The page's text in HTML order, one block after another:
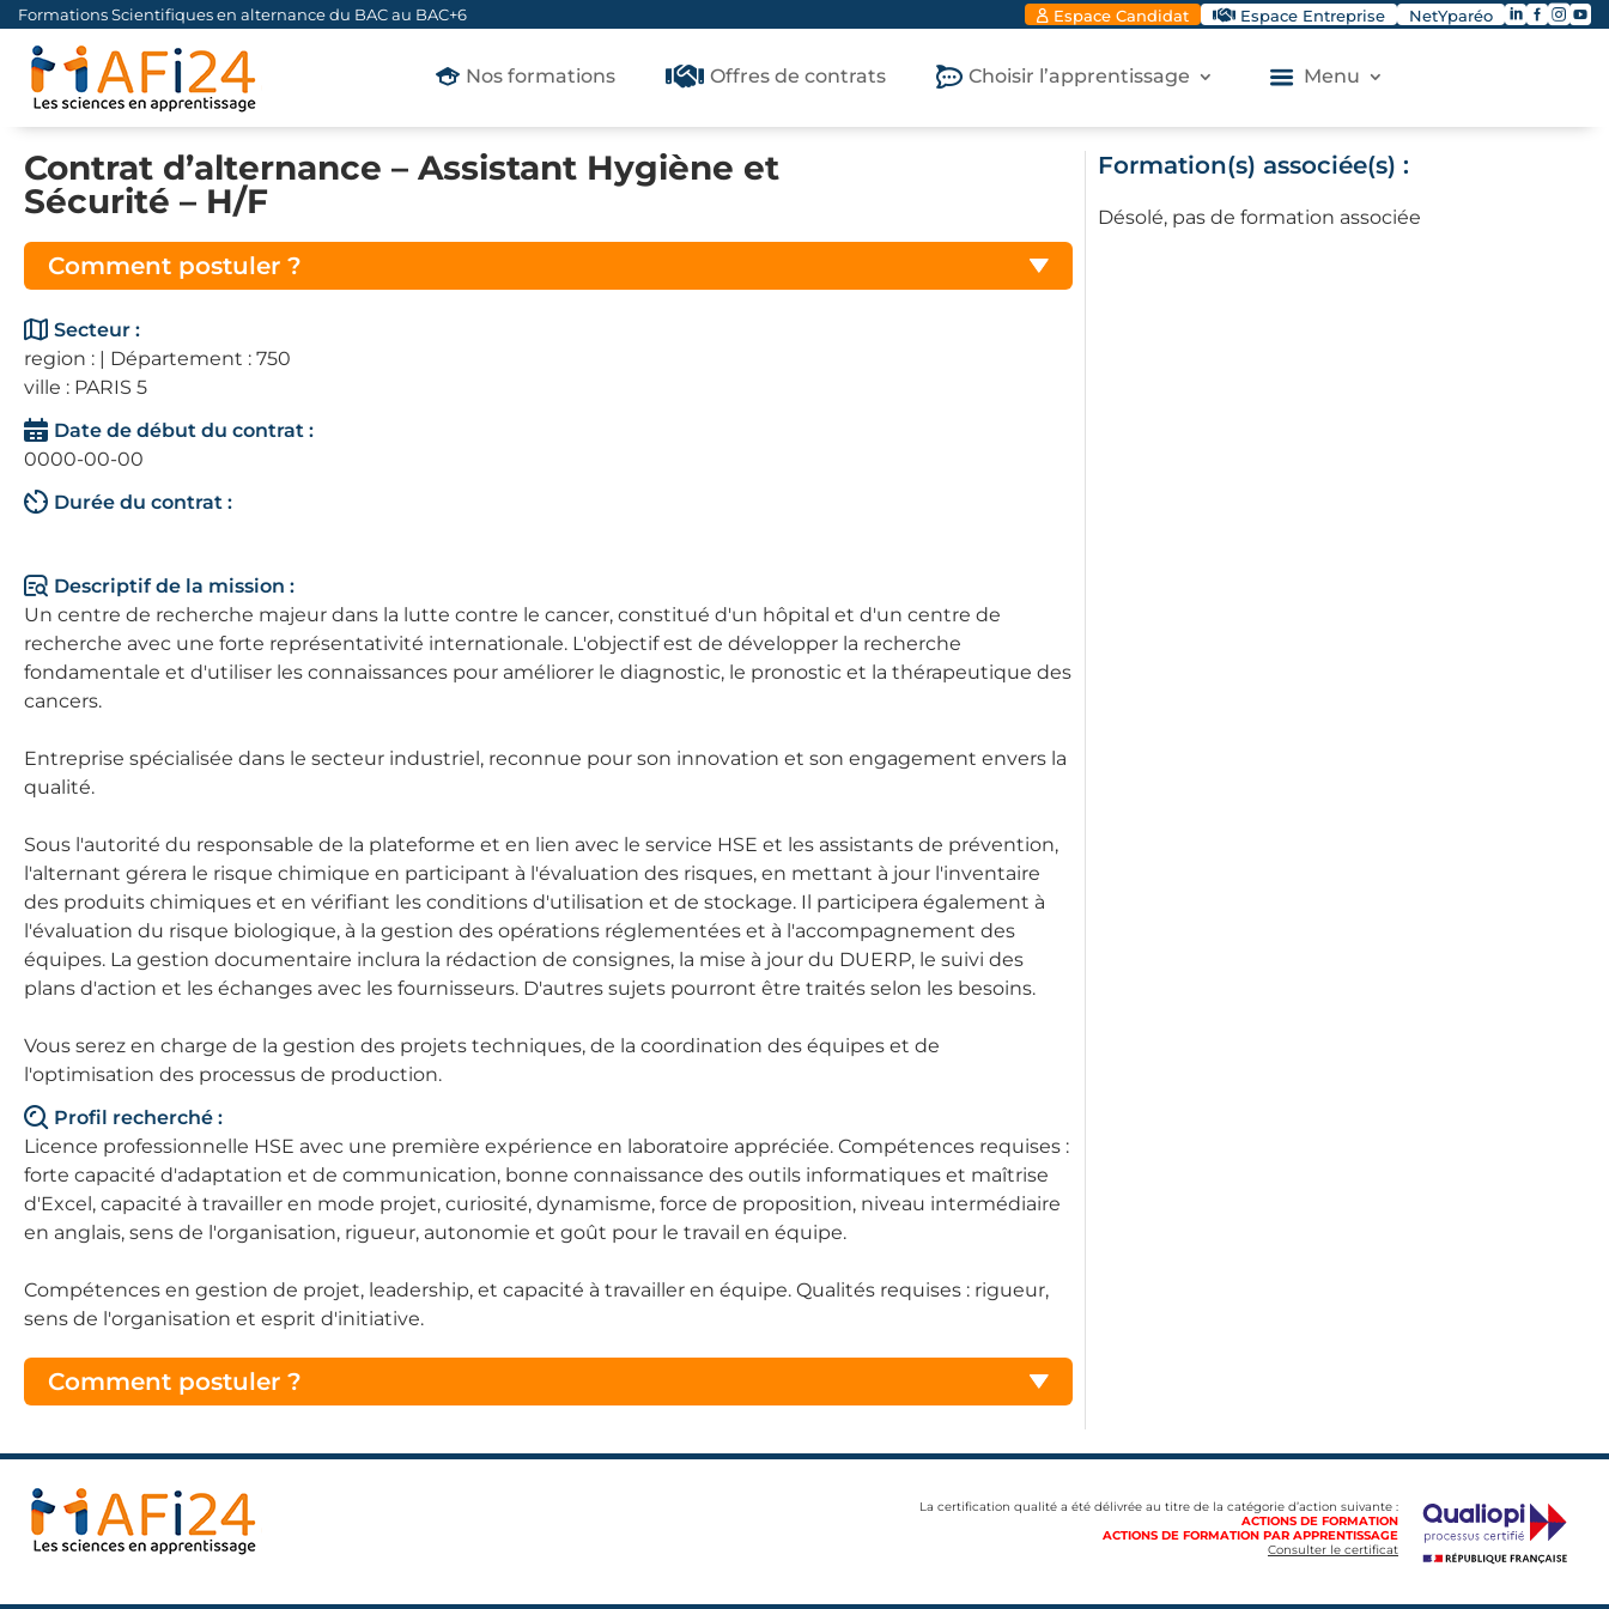
Formations Scientifiques en alternance du BAC au BAC+6 Espace Candidat Espace Entreprise NetYparéo 
Nos formations Offres de contrats Choisir l’apprentissage Menu
Contrat d’alternance – Assistant Hygiène et
Sécurité – H/F
Comment postuler ?
Secteur :
region : | Département : 750
ville : PARIS 5
Date de début du contrat :
0000-00-00
Durée du contrat :
Descriptif de la mission :
Un centre de recherche majeur dans la lutte contre le cancer, constitué d'un hôpital et d'un centre de
recherche avec une forte représentativité internationale. L'objectif est de développer la recherche
fondamentale et d'utiliser les connaissances pour améliorer le diagnostic, le pronostic et la thérapeutique des
cancers.
Entreprise spécialisée dans le secteur industriel, reconnue pour son innovation et son engagement envers la
qualité.
Sous l'autorité du responsable de la plateforme et en lien avec le service HSE et les assistants de prévention,
l'alternant gérera le risque chimique en participant à l'évaluation des risques, en mettant à jour l'inventaire
des produits chimiques et en vérifiant les conditions d'utilisation et de stockage. Il participera également à
l'évaluation du risque biologique, à la gestion des opérations réglementées et à l'accompagnement des
équipes. La gestion documentaire inclura la rédaction de consignes, la mise à jour du DUERP, le suivi des
plans d'action et les échanges avec les fournisseurs. D'autres sujets pourront être traités selon les besoins.
Vous serez en charge de la gestion des projets techniques, de la coordination des équipes et de
l'optimisation des processus de production.
Profil recherché :
Licence professionnelle HSE avec une première expérience en laboratoire appréciée. Compétences requises :
forte capacité d'adaptation et de communication, bonne connaissance des outils informatiques et maîtrise
d'Excel, capacité à travailler en mode projet, curiosité, dynamisme, force de proposition, niveau intermédiaire
en anglais, sens de l'organisation, rigueur, autonomie et goût pour le travail en équipe.
Compétences en gestion de projet, leadership, et capacité à travailler en équipe. Qualités requises : rigueur,
sens de l'organisation et esprit d'initiative.
Comment postuler ?
Formation(s) associée(s) :
Désolé, pas de formation associée
La certification qualité a été délivrée au titre de la catégorie d’action suivante :
ACTIONS DE FORMATION
ACTIONS DE FORMATION PAR APPRENTISSAGE
Consulter le certificat